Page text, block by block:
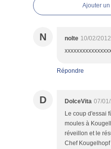
Ajouter
N nolte 10/02/
Répondre
D DolceVita 07/
Le coup d'essai
moules à
réveillon et le
Chef